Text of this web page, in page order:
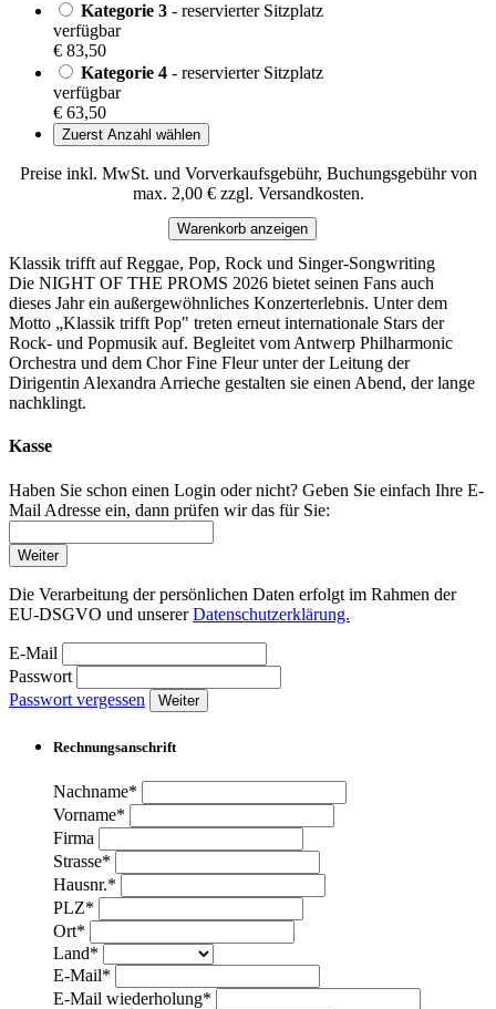
Kategorie 3 - reservierter Sitzplatz
verfügbar
€ 83,50
Kategorie 4 - reservierter Sitzplatz
verfügbar
€ 63,50
Zuerst Anzahl wählen
Preise inkl. MwSt. und Vorverkaufsgebühr, Buchungsgebühr von
max. 2,00 € zzgl. Versandkosten.
Warenkorb anzeigen
Klassik trifft auf Reggae, Pop, Rock und Singer-Songwriting
Die NIGHT OF THE PROMS 2026 bietet seinen Fans auch
dieses Jahr ein außergewöhnliches Konzerterlebnis. Unter dem
Motto „Klassik trifft Pop" treten erneut internationale Stars der
Rock- und Popmusik auf. Begleitet vom Antwerp Philharmonic
Orchestra und dem Chor Fine Fleur unter der Leitung der
Dirigentin Alexandra Arrieche gestalten sie einen Abend, der lange
nachklingt.
Kasse
Haben Sie schon einen Login oder nicht? Geben Sie einfach Ihre E-
Mail Adresse ein, dann prüfen wir das für Sie:
Weiter
Die Verarbeitung der persönlichen Daten erfolgt im Rahmen der
EU-DSGVO und unsererDatenschutzerklärung.
E-Mail
Passwort
Passwort vergessen
Weiter
Rechnungsanschrift
Nachname*
Vorname*
Firma
Strasse*
Hausnr.*
PLZ*
Ort*
Land*
E-Mail*
E-Mail wiederholung*